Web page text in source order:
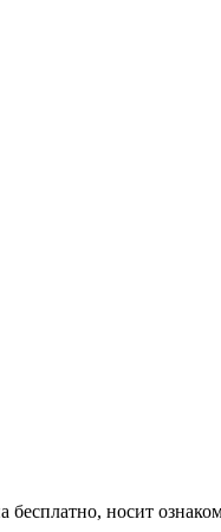
носит